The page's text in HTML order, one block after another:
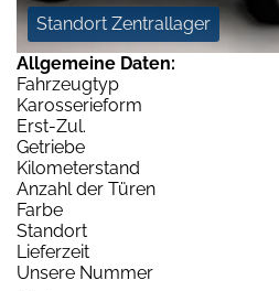
Standort Zentrallager
Allgemeine Daten:
Fahrzeugtyp
Karosserieform
Erst-Zul.
Getriebe
Kilometerstand
Anzahl der Türen
Farbe
Standort
Lieferzeit
Unsere Nummer